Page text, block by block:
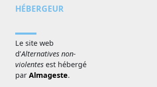
HÉBERGEUR
Le site web
d’Alternatives non-
violentes est hébergé
par Almageste.